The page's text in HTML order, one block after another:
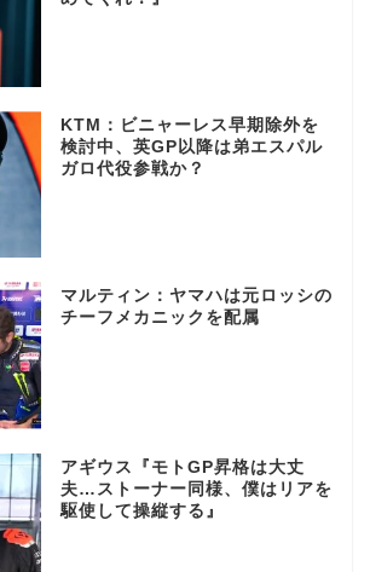
KTM：ビニャーレス早期除外を
検討中、英GP以降は弟エスパル
ガロ代役参戦か？
マルティン：ヤマハは元ロッシの
チーフメカニックを配属
アギウス『モトGP昇格は大丈
夫…ストーナー同様、僕はリアを
駆使して操縦する』